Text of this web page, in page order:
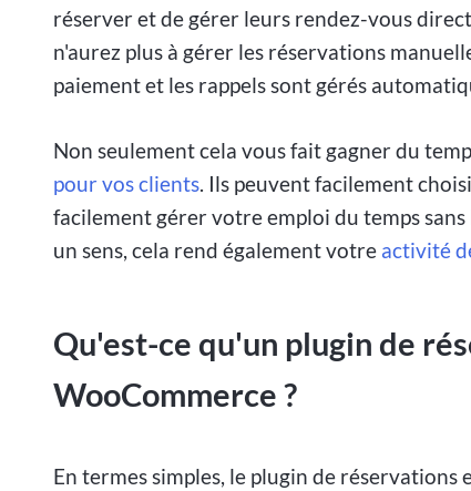
réserver et de gérer leurs rendez-vous
n'aurez plus à gérer les réservations
paiement et les rappels sont gérés
Non seulement cela vous fait gagner du
pour vos clients. Ils peuvent facilement
facilement gérer votre emploi du temps sans
un sens, cela rend également votre activité
Qu'est-ce qu'un plugin de
WooCommerce ?
En termes simples, le plugin de